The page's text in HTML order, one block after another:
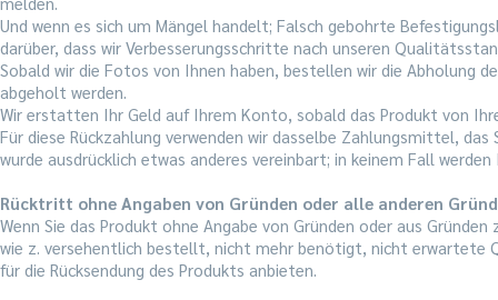
Und wenn es sich um Mängel handelt; Falsch gebohrte
darüber, dass wir Verbesserungsschritte nach unseren
Sobald wir die Fotos von Ihnen haben, bestellen wir die Abholung
abgeholt werden.
Wir erstatten Ihr Geld auf Ihrem Konto, sobald das Produkt von
Für diese Rückzahlung verwenden wir dasselbe Zahlungsmittel,
wurde ausdrücklich etwas anderes vereinbart; in keinem Fall
Rücktritt ohne Angaben von Gründen oder alle anderen
Wenn Sie das Produkt ohne Angabe von Gründen oder aus
wie z. versehentlich bestellt, nicht mehr benötigt, nicht erwartete
für die Rücksendung des Produkts anbieten.